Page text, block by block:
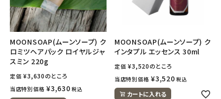
MOONSOAP(ムーンソープ) ク
ロミツヘアパック ロイヤルジャ
スミン 220g
定価 ¥3,630のところ
当店特別価格 ¥3,630 税込
MOONSOAP(ムーンソープ) ク
インタプル エッセンス 30ml
定価 ¥3,520のところ
当店特別価格 ¥3,520 税込
カートに入れる